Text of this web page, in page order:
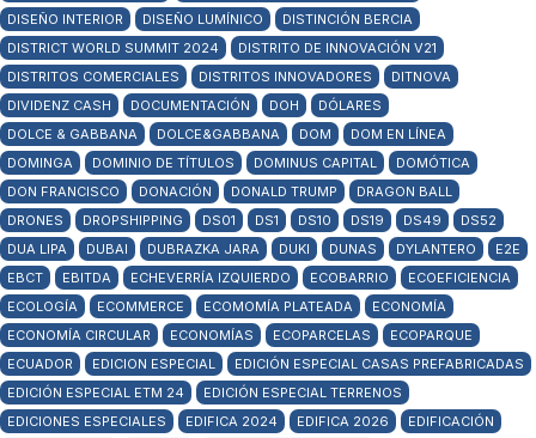
DISEÑO INTERIOR DISEÑO LUMÍNICO
DISTINCIÓN BERCIA
DISTRICT WORLD SUMMIT 2024
DISTRITO DE INNOVACIÓN V21
DISTRITOS COMERCIALES
DISTRITOS INNOVADORES
DITNOVA
DIVIDENZ CASH
DOCUMENTACIÓN DOH
DÓLARES
DOLCE & GABBANA
DOLCE&GABBANA DOM
DOM EN LÍNEA
DOMINGA
DOMINIO DE TÍTULOS DOMINUS CAPITAL
DOMÓTICA
DON FRANCISCO
DONACIÓN DONALD TRUMP
DRAGON BALL
DRONES
DROPSHIPPING DS01 DS1 DS10 DS19 DS49
DS52
DUA LIPA
DUBAI DUBRAZKA JARA DUKI DUNAS DYLANTERO
E2E
EBCT
EBITDA ECHEVERRÍA IZQUIERDO ECOBARRIO
ECOEFICIENCIA
ECOLOGÍA
ECOMMERCE ECOMOMÍA PLATEADA
ECONOMÍA
ECONOMÍA CIRCULAR
ECONOMÍAS ECOPARCELAS
ECOPARQUE
ECUADOR
EDICION ESPECIAL
EDICIÓN ESPECIAL CASAS PREFABRICADAS
EDICIÓN ESPECIAL ETM 24
EDICIÓN ESPECIAL TERRENOS
EDICIONES ESPECIALES
EDIFICA 2024 EDIFICA 2026
EDIFICACIÓN